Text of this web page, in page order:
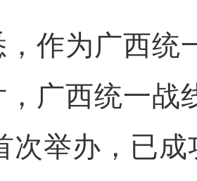
为广西统
广西统一战
次举办，已